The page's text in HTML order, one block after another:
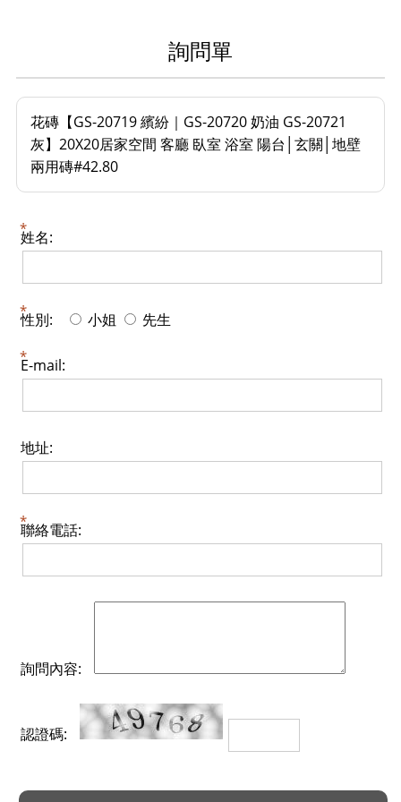
詢問單
花磚【GS-20719 繽紛｜GS-20720 奶油 GS-20721
灰】20X20居家空間 客廳 臥室 浴室 陽台│玄關│地壁
兩用磚#42.80
姓名:
性別: 小姐 先生
E-mail:
地址:
聯絡電話:
詢問內容:
認證碼: